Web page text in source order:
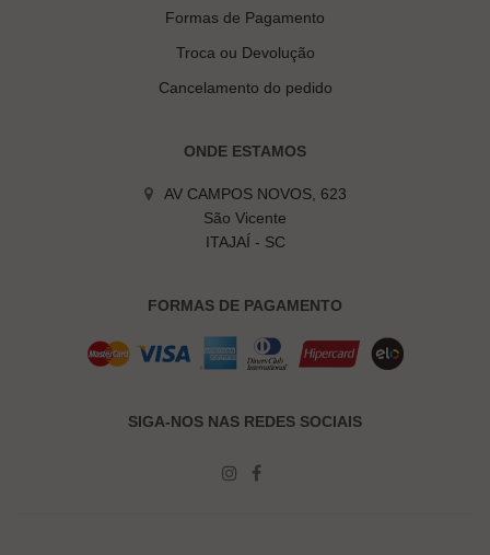
Formas de Pagamento
Troca ou Devolução
Cancelamento do pedido
ONDE ESTAMOS
AV CAMPOS NOVOS, 623
São Vicente
ITAJAÍ - SC
FORMAS DE PAGAMENTO
SIGA-NOS NAS REDES SOCIAIS